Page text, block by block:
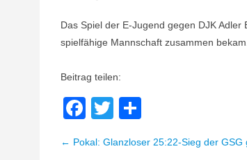
Das Spiel der E-Jugend gegen DJK
spielfähige Mannschaft zusammen
Beitrag teilen:
Facebook
Twitter
Beitragsnavigation
← Pokal: Glanzloser 25:22-Sieg der GSG